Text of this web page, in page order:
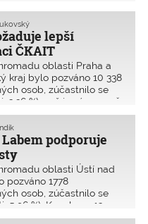
velký sál
v Plzni.
lepší
ČKAIT
oblasti Praha a
kraj bylo pozváno 10 338
osob, zúčastnilo se
3,26 %), což je významně
v minulosti. Konala se
v Kongresovém centru
podporuje
oblasti Ústí nad
pozváno 1778
osob, zúčastnilo se
5,96 %). Konala se 13.
v Národním domě v Ústí